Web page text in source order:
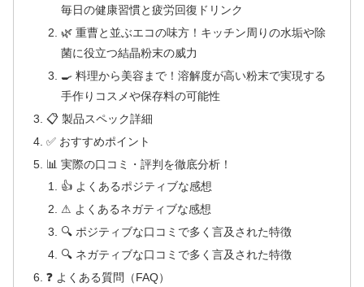
毎日の健康習慣と疲労回復ドリンク
🌿 重曹と並ぶエコの味方！キッチン周りの水垢や除
菌に役立つ結晶粉末の威力
🍳 料理から美容まで！溶解度が高い粉末で実現する
手作りコスメや保存料の可能性
📋 製品スペック詳細
✅ おすすめポイント
📊 実際の口コミ・評判を徹底分析！
👍 よくあるポジティブな感想
⚠ よくあるネガティブな感想
🔍 ポジティブな口コミで多く言及された特徴
🔍 ネガティブな口コミで多く言及された特徴
❓ よくある質問（FAQ）